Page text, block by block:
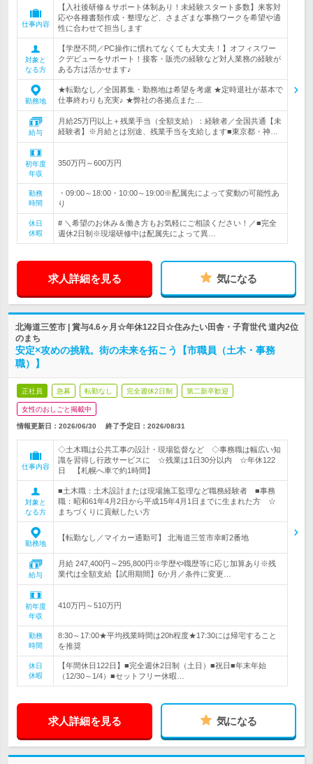
仕事内容
【入社後研修＆サポート体制あり！未経験スタート多数】来客対
応や各種書類作成・整理など、さまざまな事務ワークを希望や適
性に合わせて担当します
対象と
なる方
【学歴不問／PC操作に慣れてなくても大丈夫！】オフィスワー
クデビューをサポート！接客・販売の経験など対人業務の経験が
ある方は活かせます♪
勤務地
★転勤なし／全国募集・勤務地は希望を考慮 ★定時退社が基本で
仕事終わりも充実♪ ★弊社の各拠点また…
給与
月給25万円以上＋残業手当（全額支給）：経験者／全国共通【未
経験者】※月給とは別途、残業手当を支給します■東京都・神…
初年度
年収
350万円～600万円
勤務
時間
・09:00～18:00・10:00～19:00※配属先によって変動の可能性あ
り
休日
休暇
# ＼希望のお休み＆働き方もお気軽にご相談ください！／■完全
週休2日制※現場研修中は配属先によって異…
求人詳細を見る 気になる
北海道三笠市 | 賞与4.6ヶ月☆年休122日☆住みたい田舎・子育世代 道内2位
のまち
安定×攻めの挑戦。街の未来を拓こう【市職員（土木・事務
職）】
正社員 急募 転勤なし 完全週休2日制 第二新卒歓迎
女性のおしごと掲載中
情報更新日：2026/06/30 終了予定日： 2026/08/31
仕事内容
◇土木職は公共工事の設計・現場監督など ◇事務職は幅広い知
識を習得し行政サービスに ☆残業は1日30分以内 ☆年休122
日 【札幌へ車で約1時間】
対象と
なる方
■土木職：土木設計または現場施工監理など職務経験者 ■事務
職：昭和61年4月2日から平成15年4月1日までに生まれた方 ☆
まちづくりに貢献したい方
勤務地
【転勤なし／マイカー通勤可】 北海道三笠市幸町2番地
給与
月給 247,400円～295,800円※学歴や職歴等に応じ加算あり※残
業代は全額支給【試用期間】6か月／条件に変更…
初年度
年収
410万円～510万円
勤務
時間
8:30～17:00★平均残業時間は20h程度★17:30には帰宅すること
を推奨
休日
休暇
【年間休日122日】■完全週休2日制（土日）■祝日■年末年始
（12/30～1/4）■セットフリー休暇…
求人詳細を見る 気になる